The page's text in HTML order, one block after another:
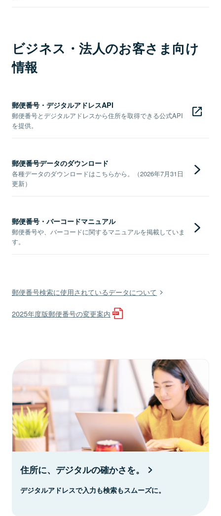
ビジネス・法人のお客さま向け
情報
郵便番号・デジタルアドレスAPI
郵便番号とデジタルアドレスから住所を取得できる公式API
を提供。
郵便番号データのダウンロード
各種データのダウンロードはこちらから。（2026年7月31日
更新）
郵便番号・バーコードマニュアル
郵便番号や、バーコードに関するマニュアルを掲載していま
す。
郵便番号検索に使用されているデータについて
2025年度版郵便番号の変更案内
住所に、デジタルの確かさを。
デジタルアドレスで入力も検索もスムーズに。